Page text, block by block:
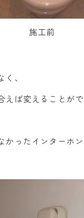
施工前
、
えば変えることがで
かったインターホ